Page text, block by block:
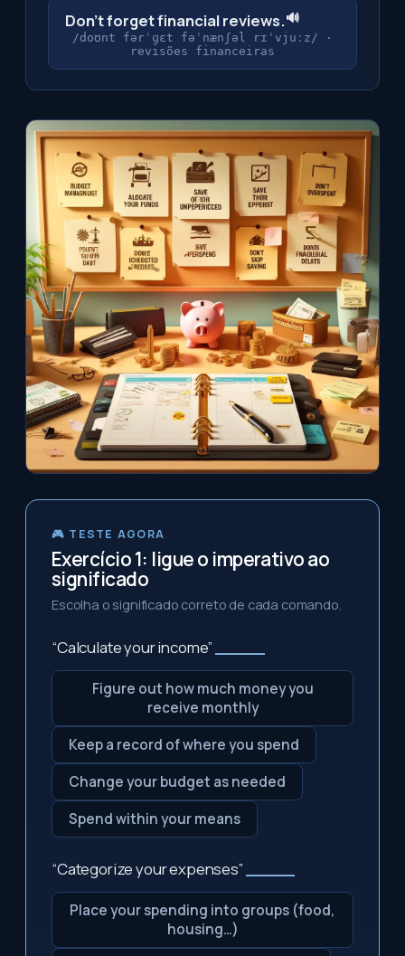
Don't forget financial reviews.🔊
/doʊnt fərˈɡɛt fəˈnænʃəl rɪˈvjuːz/ ·
revisões financeiras
🎮 TESTE AGORA
Exercício 1: ligue o imperativo ao
significado
Escolha o significado correto de cada comando.
“Calculate your income”
Figure out how much money you
receive monthly
Keep a record of where you spend
Change your budget as needed
Spend within your means
“Categorize your expenses”
Place your spending into groups (food,
housing…)